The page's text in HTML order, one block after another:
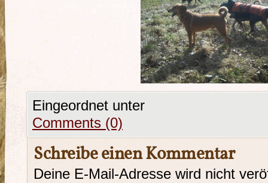
Eingeordnet unter
Comments (0)
Schreibe einen Kommentar
Deine E-Mail-Adresse wird nicht